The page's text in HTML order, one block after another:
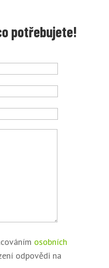
potřebujete!
osobních
odpovědi na